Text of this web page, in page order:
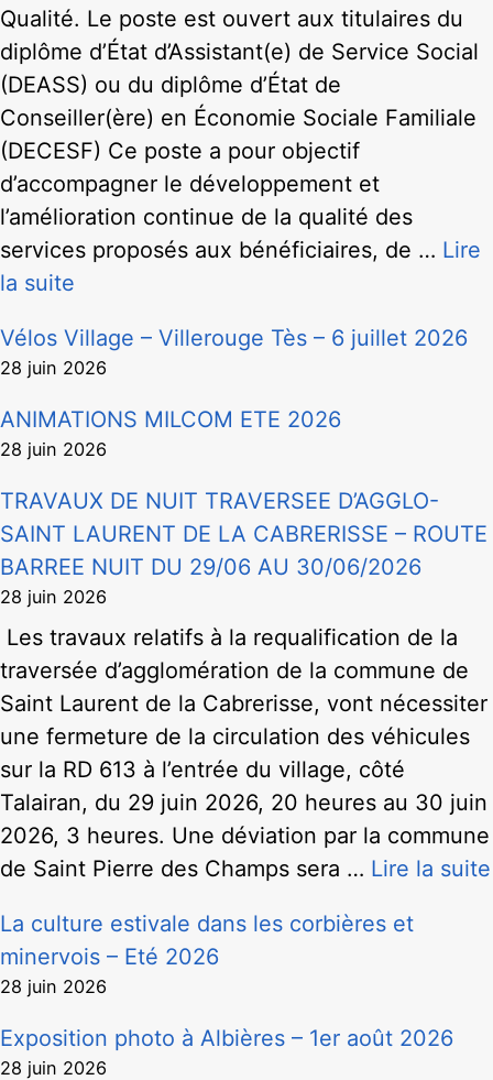
Qualité. Le poste est ouvert aux titulaires du
diplôme d’État d’Assistant(e) de Service Social
(DEASS) ou du diplôme d’État de
Conseiller(ère) en Économie Sociale Familiale
(DECESF) Ce poste a pour objectif
d’accompagner le développement et
l’amélioration continue de la qualité des
services proposés aux bénéficiaires, de … Lire
la suite
Vélos Village – Villerouge Tès – 6 juillet 2026
28 juin 2026
ANIMATIONS MILCOM ETE 2026
28 juin 2026
TRAVAUX DE NUIT TRAVERSEE D’AGGLO-
SAINT LAURENT DE LA CABRERISSE – ROUTE
BARREE NUIT DU 29/06 AU 30/06/2026
28 juin 2026
Les travaux relatifs à la requalification de la
traversée d’agglomération de la commune de
Saint Laurent de la Cabrerisse, vont nécessiter
une fermeture de la circulation des véhicules
sur la RD 613 à l’entrée du village, côté
Talairan, du 29 juin 2026, 20 heures au 30 juin
2026, 3 heures. Une déviation par la commune
de Saint Pierre des Champs sera … Lire la suite
La culture estivale dans les corbières et
minervois – Eté 2026
28 juin 2026
Exposition photo à Albières – 1er août 2026
28 juin 2026